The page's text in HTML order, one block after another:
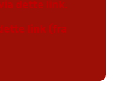
dette link.
link (fra